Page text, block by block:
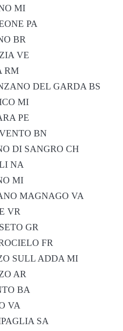
MI
PA
BR
VE
RM
DEL GARDA BS
MI
PE
BN
DI SANGRO CH
NA
MI
MAGNAGO VA
VR
GR
FR
SULL ADDA MI
AR
BA
VA
SA